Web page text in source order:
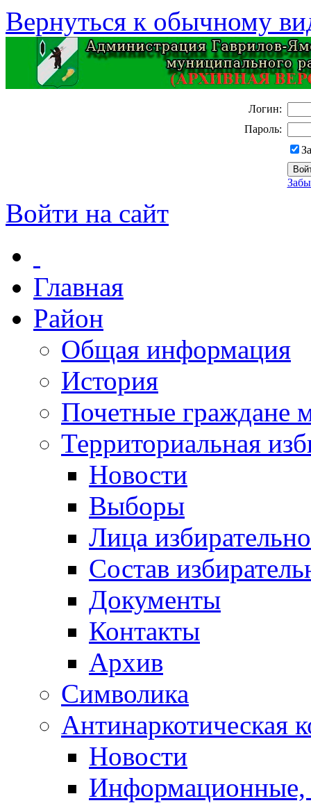
Вернуться к обычному
Логин:
Пароль:
Войти на сайт
Главная
Район
Общая информация
История
Почетные граждане
Территориальная
Новости
Выборы
Лица
Состав
Документы
Контакты
Архив
Символика
Антинаркотическая
Новости
Информационные,